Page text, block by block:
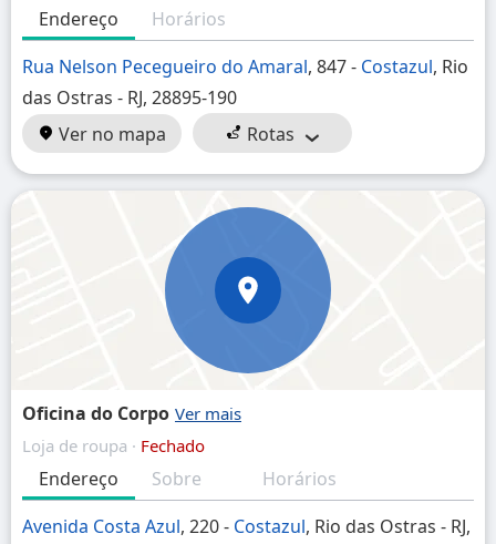
Endereço
Horários
Rua Nelson Pecegueiro do Amaral, 847 - Costazul, Rio
das Ostras - RJ, 28895-190
Ver no mapa
Rotas
Oficina do Corpo
Loja de roupa · Fechado
Endereço Sobre
Horários
Avenida Costa Azul, 220 - Costazul, Rio das Ostras - RJ,